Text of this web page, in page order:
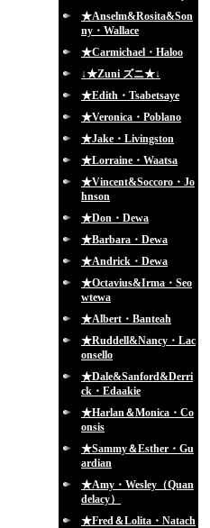
★Anselm&Rosita&Son
ny・Wallace
★Carmichael・Haloo
↓★Zuni ズニ★↓
★Edith・Tsabetsaye
★Veronica・Poblano
★Jake・Livingston
★Lorraine・Waatsa
★Vincent&Soccoro・Jo
hnson
★Don・Dewa
★Barbara・Dewa
★Andrick・Dewa
★Octavius&Irma・Seo
wtewa
★Albert・Banteah
★Ruddell&Nancy・Lac
onsello
★Dale&Sanford&Derri
ck・Edaakie
★Harlan＆Monica・Co
onsis
★Sammy＆Esther・Gu
ardian
★Amy・Wesley（Quan
delacy）
★Fred＆Lolita・Natach